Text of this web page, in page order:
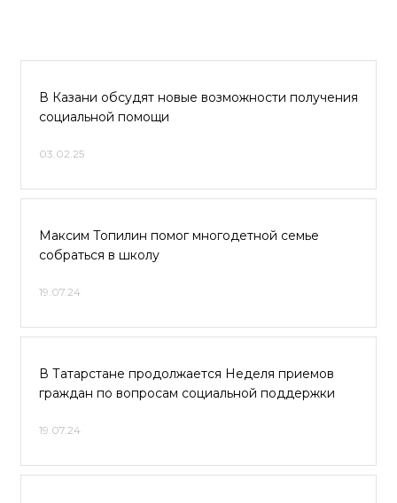
В Казани обсудят новые возможности получения
социальной помощи
03.02.25
Максим Топилин помог многодетной семье
собраться в школу
19.07.24
В Татарстане продолжается Неделя приемов
граждан по вопросам социальной поддержки
19.07.24